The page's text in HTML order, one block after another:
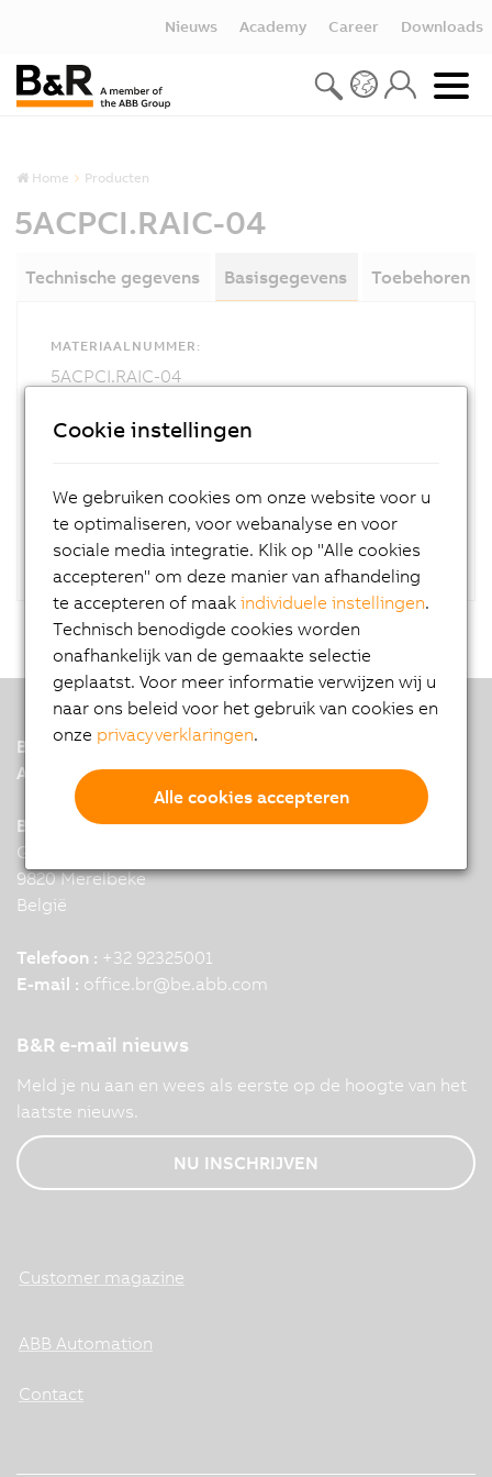
Nieuws Academy Career Downloads
Home Producten
5ACPCI.RAIC-04
Technische gegevens Basisgegevens Toebehoren
MATERIAALNUMMER:
5ACPCI.RAIC-04
This hard disk can be used as a replacement for
RAID controller.
B&R
A member of the ABB Group
B&R Headquarters: Merelbeke
Guldensporenpark 28
9820 Merelbeke
België
Telefoon : +32 92325001
E-mail : office.br@be.abb.com
B&R e-mail nieuws
Meld je nu aan en wees als eerste op de hoogte van het
laatste nieuws.
NU INSCHRIJVEN
Customer magazine
ABB Automation
Contact
Cookie instellingen
We gebruiken cookies om onze website voor u
te optimaliseren, voor webanalyse en voor
sociale media integratie. Klik op "Alle cookies
accepteren" om deze manier van afhandeling
te accepteren of maakindividuele instellingen.
Technisch benodigde cookies worden
onafhankelijk van de gemaakte selectie
geplaatst. Voor meer informatie verwijzen wij u
naar ons beleid voor het gebruik van cookies en
onze privacyverklaringen.
Alle cookies accepteren